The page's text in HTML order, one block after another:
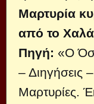
Μαρτυρία
από το
Πηγή: «Ο
– Διηγήσεις
Μαρτυρίες.